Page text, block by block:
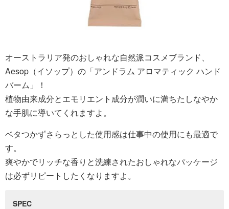
オーストラリア発のおしゃれな自然派コスメブランド、
Aesop（イソップ）の「アンドラム アロマティック ハンド
バーム」！
植物由来成分とエモリエント成分が潤いに満ちたしなやか
な手肌に導いてくれますよ。
ベタつかずさらっとした使用感は仕事中の使用にも最適で
す。
爽やかでリッチな香りと洗練されたおしゃれなパッケージ
は必ずリピートしたくなりますよ。
SPEC